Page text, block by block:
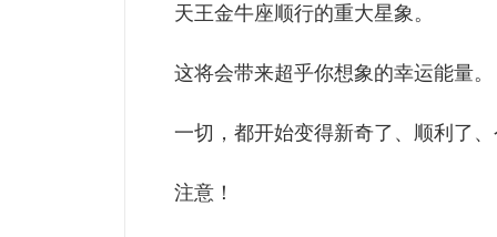
天王金牛座顺行的重大星象。
这将会带来超乎你想象的幸运能量。
一切，都开始变得新奇了、顺利了、
注意！